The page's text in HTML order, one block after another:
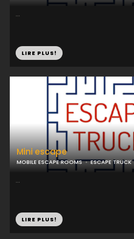
...
LIRE PLUS!
Mini escape
MOBILE ESCAPE ROOMS ESCAPE TRUCK
...
LIRE PLUS!